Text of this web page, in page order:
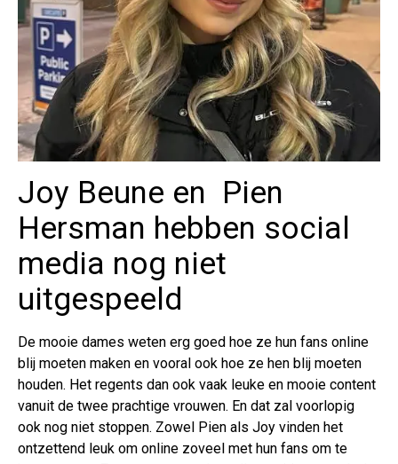
Joy Beune en Pien
Hersman hebben social
media nog niet
uitgespeeld
De mooie dames weten erg goed hoe ze hun fans online
blij moeten maken en vooral ook hoe ze hen blij moeten
houden. Het regents dan ook vaak leuke en mooie content
vanuit de twee prachtige vrouwen. En dat zal voorlopig
ook nog niet stoppen. Zowel Pien als Joy vinden het
ontzettend leuk om online zoveel met hun fans om te